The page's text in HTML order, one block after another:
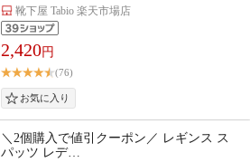
靴下屋 Tabio 楽天市場店
2,420円
(76)
＼2個購入で値引クーポン／ レギンス ス
パッツ レデ…